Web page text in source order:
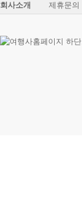
회사소개 제휴문의